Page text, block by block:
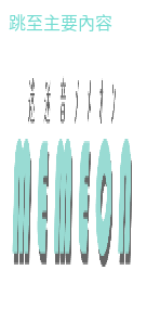
跳至主要內容